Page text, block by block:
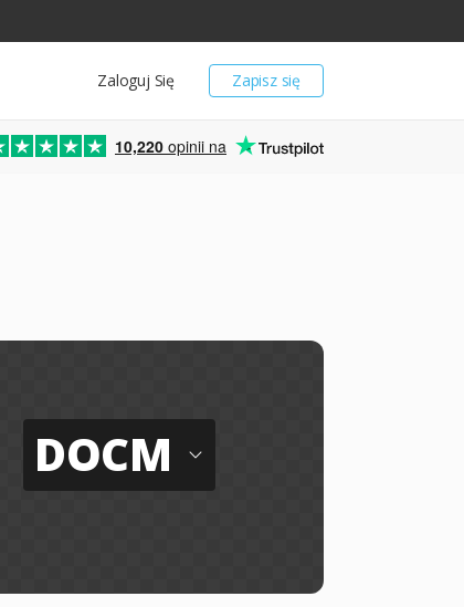
Zapisz się
Zaloguj Się
10,220 opinii na
DOCM